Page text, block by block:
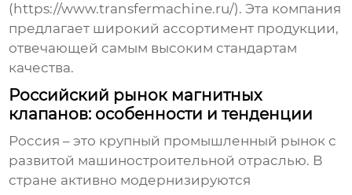
(https://www.transfermachine.ru/). Эта компания
предлагает широкий ассортимент продукции,
отвечающей самым высоким стандартам
качества.
Российский рынок магнитных
клапанов: особенности и тенденции
Россия – это крупный промышленный рынок с
развитой машиностроительной отраслью. В
стране активно модернизируются